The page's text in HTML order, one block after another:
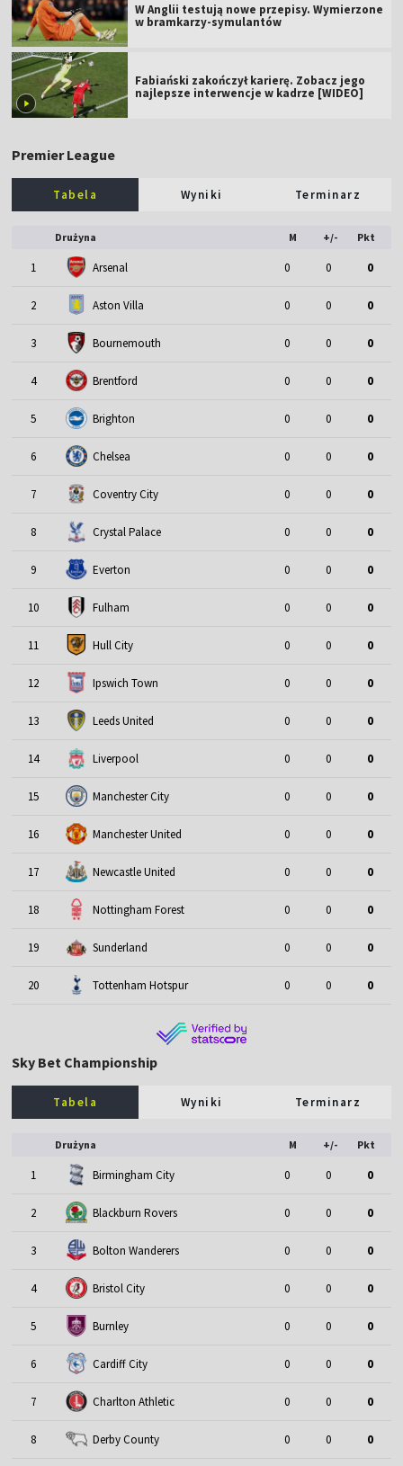
W Anglii testują nowe przepisy. Wymierzone
w bramkarzy-symulantów
Fabiański zakończył karierę. Zobacz jego
najlepsze interwencje w kadrze [WIDEO]
Premier League
Tabela Wyniki Terminarz
Drużyna M +/- Pkt
1 Arsenal 0 0 0
2 Aston Villa 0 0 0
3 Bournemouth 0 0 0
4 Brentford 0 0 0
5 Brighton 0 0 0
6 Chelsea 0 0 0
7 Coventry City 0 0 0
8 Crystal Palace 0 0 0
9 Everton 0 0 0
10 Fulham 0 0 0
11 Hull City 0 0 0
12 Ipswich Town 0 0 0
13 Leeds United 0 0 0
14 Liverpool 0 0 0
15 Manchester City 0 0 0
16 Manchester United 0 0 0
17 Newcastle United 0 0 0
18 Nottingham Forest 0 0 0
19 Sunderland 0 0 0
20 Tottenham Hotspur 0 0 0
Sky Bet Championship
Tabela Wyniki Terminarz
Drużyna M +/- Pkt
1 Birmingham City 0 0 0
2 Blackburn Rovers 0 0 0
3 Bolton Wanderers 0 0 0
4 Bristol City 0 0 0
5 Burnley 0 0 0
6 Cardiff City 0 0 0
7 Charlton Athletic 0 0 0
8 Derby County 0 0 0